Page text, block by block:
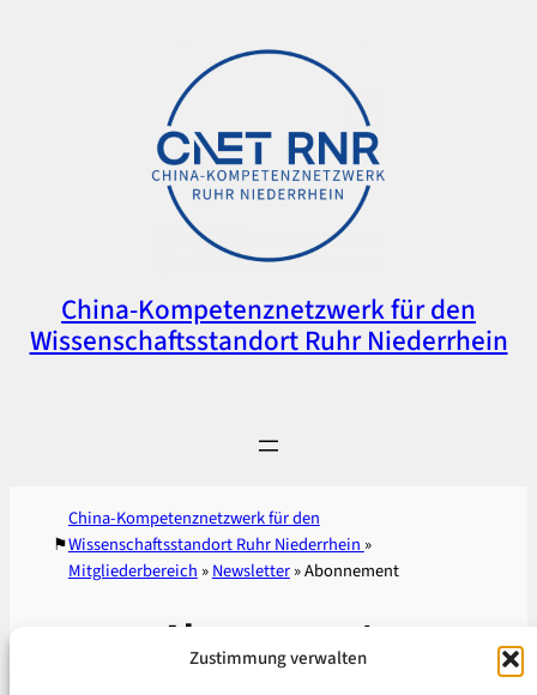
Zustimmung verwalten
China-Kompetenznetzwerk für den
Wissenschaftsstandort Ruhr Niederrhein
⚑
China-Kompetenznetzwerk für den
Wissenschaftsstandort Ruhr Niederrhein»
Mitgliederbereich»Newsletter»Abonnement
Abonnement